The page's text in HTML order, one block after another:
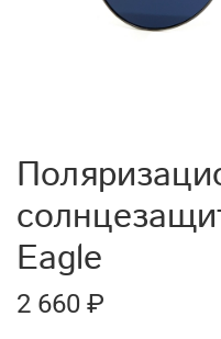
Eagle
2 660 ₽